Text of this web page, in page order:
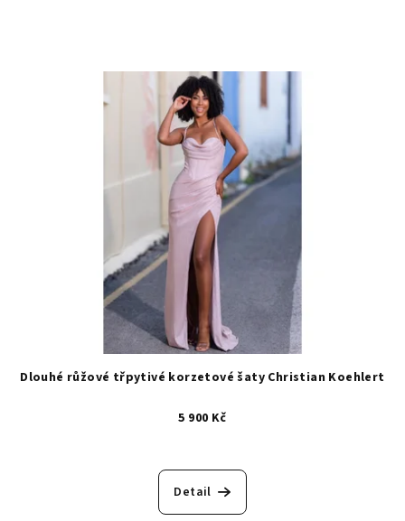
Dlouhé růžové třpytivé korzetové šaty Christian Koehlert
5 900 Kč
Detail